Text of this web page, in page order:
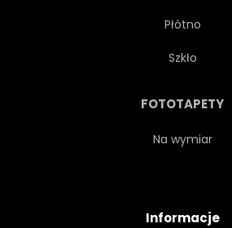
Płótno
Szkło
FOTOTAPETY
Na wymiar
Informacje